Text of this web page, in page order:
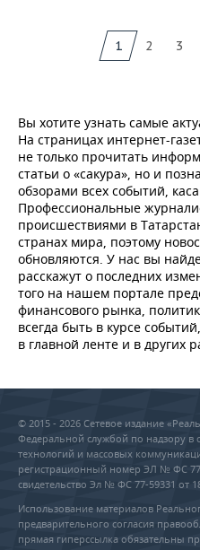
1 2 3
Вы хотите узнать самые
На страницах интернет-
не только прочитать
статьи о «сакура», но и
обзорами всех событий,
Профессиональные
происшествиями в
странах мира, поэтому
обновляются. У нас вы
расскажут о последних
того на нашем портале
финансового рынка,
всегда быть в курсе
в главной ленте и в других
© 2015 - 2026 Сетевое издание
Федеральной службой по надзору
технологий и массовых
регистрационный номер ЭЛ № ФС 77
свидетельство Эл № ФС 77-59331 от
Использование материалов
предварительного согласия
прямая гиперссылка обязательны